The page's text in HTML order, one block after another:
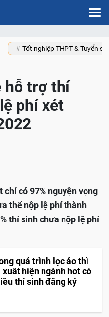
Tốt nghiệp THPT & Tuyển
hỗ trợ thí
phí xét
chỉ có 97% nguyện vọng
thể nộp lệ phí thành
thí sinh chưa nộp lệ phí
quá trình lọc ảo thì
xuất hiện ngành hot có
thí sinh đăng ký